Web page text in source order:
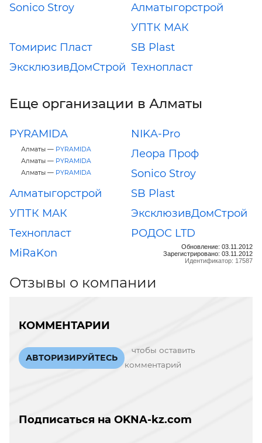
Sonico Stroy
Алматыгорстрой
УПТК МАК
Томирис Пласт
SB Plast
ЭксклюзивДомСтрой Технопласт
Еще организации в Алматы
PYRAMIDA
Алматы — PYRAMIDA
Алматы — PYRAMIDA
Алматы — PYRAMIDA
NIKA-Pro
Леора Проф
Sonico Stroy
Алматыгорстрой
УПТК МАК
SB Plast
ЭксклюзивДомСтрой
Технопласт
РОДОС LTD
MiRaKon
Обновление: 03.11.2012
Зарегистрировано: 03.11.2012
Идентификатор: 17587
Отзывы о компании
КОММЕНТАРИИ
АВТОРИЗИРУЙТЕСЬ
чтобы оставить
комментарий
Подписаться на OKNA-kz.com